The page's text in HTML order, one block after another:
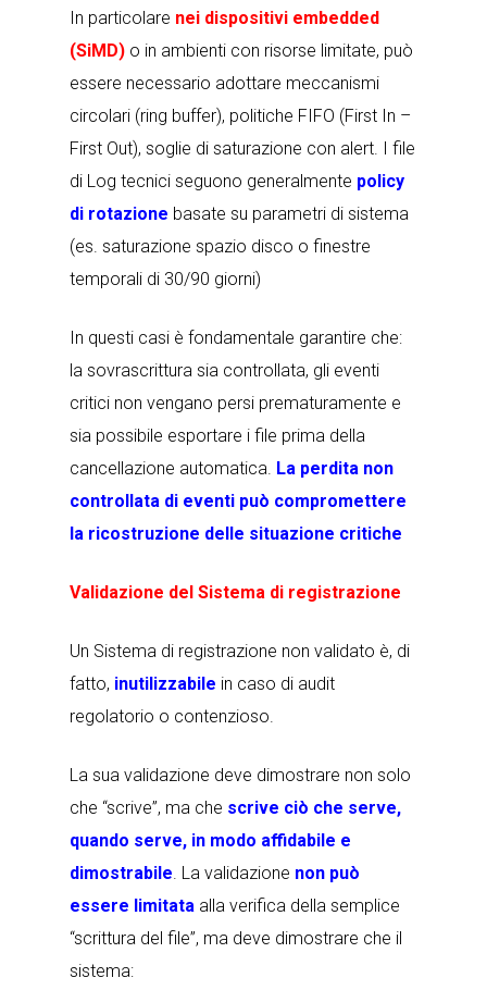
In particolare nei dispositivi embedded
(SiMD) o in ambienti con risorse limitate, può
essere necessario adottare meccanismi
circolari (ring buffer), politiche FIFO (First In –
First Out), soglie di saturazione con alert. I file
di Log tecnici seguono generalmente policy
di rotazione basate su parametri di sistema
(es. saturazione spazio disco o finestre
temporali di 30/90 giorni)
In questi casi è fondamentale garantire che:
la sovrascrittura sia controllata, gli eventi
critici non vengano persi prematuramente e
sia possibile esportare i file prima della
cancellazione automatica. La perdita non
controllata di eventi può compromettere
la ricostruzione delle situazione critiche
Validazione del Sistema di registrazione
Un Sistema di registrazione non validato è, di
fatto, inutilizzabile in caso di audit
regolatorio o contenzioso.
La sua validazione deve dimostrare non solo
che “scrive”, ma che scrive ciò che serve,
quando serve, in modo affidabile e
dimostrabile. La validazione non può
essere limitata alla verifica della semplice
“scrittura del file”, ma deve dimostrare che il
sistema: